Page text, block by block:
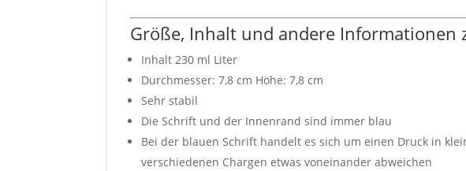
Größe, Inhalt und andere Informationen
Inhalt 230 ml Liter
Durchmesser: 7,8 cm Höhe: 7,8 cm
Sehr stabil
Die Schrift und der Innenrand sind immer blau
Bei der blauen Schrift handelt es sich um einen Druck in
verschiedenen Chargen etwas voneinander abweichen